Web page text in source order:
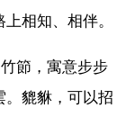
相知、相伴。
節，寓意步步
。貔貅，可以招